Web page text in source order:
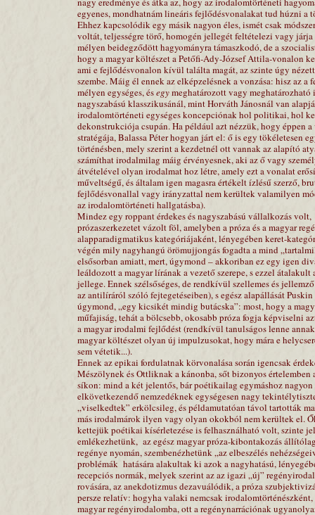
egyenes, mondhatnám lineáris fejlődésvonalakat tud húzni a
Ehhez kapcsolódik egy másik nagyon éles, ismét csak
voltát, teljességre törő, homogén jellegét feltételezi vagy
mélyen beidegződött hagyományra támaszkodó, de a
hogy a magyar költészet a Petőfi-Ady-József Attila-vonalon
ami e fejlődésvonalon kívül találta magát, az szinte úgy
szembe. Máig él ennek az elképzelésnek a vonzása: hisz az
mélyen egységes, ésegymeghatározott vagy
nagyszabású klasszikusánál, mint Horváth Jánosnál van
irodalomtörténeti egységes koncepciónak hol politikai, hol
dekonstrukciója csupán. Ha például azt nézzük, hogy éppen
stratégája, Balassa Péter hogyan járt el: ő is egy tökéletesen
történésben, mely szerint a kezdetnél ott vannak az alapító
számíthat irodalmilag máig érvényesnek, aki az ő vagy
átvételével olyan irodalmat hoz létre, amely ezt a vonalat
műveltségű, és általam igen magasra értékelt ízlésű szerző,
fejlődésvonallal vagy irányzattal nem kerültek valamilyen
az irodalomtörténeti hallgatásba).
Mindez egy roppant érdekes és nagyszabású vállalkozás volt,
prózaszerkezetet vázolt föl, amelyben a próza és a magyar
alapparadigmatikus kategóriájaként, lényegében keret-
végén mily nagyhangú örömujjongás fogadta a mind
elsősorban amiatt, mert, úgymond – akkoriban ez egy igen
leáldozott a magyar lírának a vezető szerepe, s ezzel
jellege. Ennek szélsőséges, de rendkívül szellemes és
az antilíráról szóló fejtegetéseiben), s egész alapállását
úgymond, „egy kicsikét mindig butácska”: most, hogy a
műfajiság, tehát a bölcsebb, okosabb próza fogja képviselni
a magyar irodalmi fejlődést (rendkívül tanulságos lenne
magyar költészet olyan új impulzusokat, hogy mára e
sem vétetik...).
Ennek az epikai fordulatnak körvonalása során igencsak
Mészölynek és Ottliknak a kánonba, sőt bizonyos
síkon: mind a két jelentős, bár poétikailag egymáshoz
elkövetkezendő nemzedéknek egységesen nagy
„viselkedtek” erkölcsileg, és példamutatóan távol tartották
más irodalmárok ilyen vagy olyan okokból nem kerültek el.
kettejük poétikai kísérletezése is felhasználható volt, szinte
emlékezhetünk, az egész magyar próza-kibontakozás
regénye nyomán, szembenézhetünk „az elbeszélés
problémák hatására alakultak ki azok a nagyhatású,
recepciós normák, melyek szerint az az igazi „új”
rovására, az anekdotizmus dezavuálódik, a próza
persze relatív: hogyha valaki nemcsak
magyar regényirodalomba, ott a regénynarrációnak